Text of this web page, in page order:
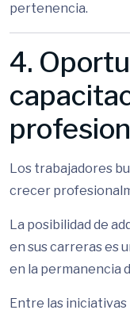
pertenencia.
4.
Los trabajadores
crecer
La posibilidad de
en sus carreras es
en la permanencia
Entre las iniciativas